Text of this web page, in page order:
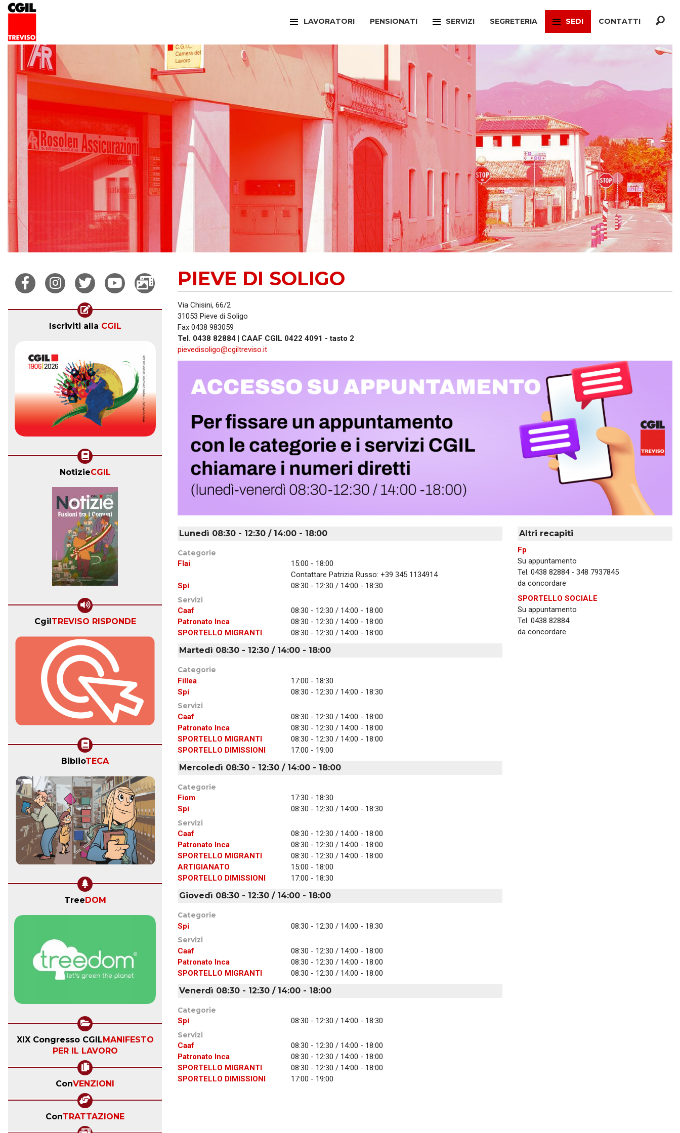
LAVORATORI
FILCAMS
FILCTEM
FILLEA
FILT
FLAI
FLC
NIDIL
SILP
SLC
PENSIONATI SERVIZI
CAAF
PATRONATO INCA
SPORTELLO MIGRANTI
UFFICIO VERTENZE
ARTIGIANATO
SPORTELLO DIMISSIONI
SPORTELLO SOCIALE
SUNIA
FEDERCONSUMATORI
AUSER
SEGRETERIA SEDI
TREVISO
PAESE
VILLORBA
CASTELFRANCO VENETO
ONÈ DI FONTE
CONEGLIANO
PIEVE DI SOLIGO
BREDA DI PIAVE
CROCETTA DEL MONTELLO
MOTTA DI LIVENZA
PONTE DI PIAVE
VITTORIO VENETO
GODEGA DI SANT'URBANO
CONTATTI
PIEVE DI SOLIGO
Via Chisini, 66/2
31053 Pieve di Soligo
Fax 0438 983059
Tel. 0438 82884 | CAAF CGIL 0422 4091 - tasto 2
pievedisoligo@cgiltreviso.it
Lunedì 08:30 - 12:30 / 14:00 - 18:00
Categorie
Flai
15:00 - 18:00
Contattare Patrizia Russo: +39 345 1134914
Spi
08:30 - 12:30 / 14:00 - 18:30
Servizi
Caaf
08:30 - 12:30 / 14:00 - 18:00
Patronato Inca
08:30 - 12:30 / 14:00 - 18:00
SPORTELLO MIGRANTI
08:30 - 12:30 / 14:00 - 18:00
Martedì 08:30 - 12:30 / 14:00 - 18:00
Categorie
Fillea
17:00 - 18:30
Spi
08:30 - 12:30 / 14:00 - 18:30
Servizi
Caaf
08:30 - 12:30 / 14:00 - 18:00
Patronato Inca
08:30 - 12:30 / 14:00 - 18:00
SPORTELLO MIGRANTI
08:30 - 12:30 / 14:00 - 18:00
SPORTELLO DIMISSIONI
17:00 - 19:00
Mercoledì 08:30 - 12:30 / 14:00 - 18:00
Categorie
Fiom
17:30 - 18:30
Spi
08:30 - 12:30 / 14:00 - 18:30
Servizi
Caaf
08:30 - 12:30 / 14:00 - 18:00
Patronato Inca
08:30 - 12:30 / 14:00 - 18:00
SPORTELLO MIGRANTI
08:30 - 12:30 / 14:00 - 18:00
ARTIGIANATO
15:00 - 18:00
SPORTELLO DIMISSIONI
17:00 - 18:30
Giovedì 08:30 - 12:30 / 14:00 - 18:00
Categorie
Spi 08:30 - 12:30 / 14:00 - 18:30
Servizi
Caaf
08:30 - 12:30 / 14:00 - 18:00
Patronato Inca
08:30 - 12:30 / 14:00 - 18:00
SPORTELLO MIGRANTI
08:30 - 12:30 / 14:00 - 18:00
Venerdì 08:30 - 12:30 / 14:00 - 18:00
Categorie
Spi 08:30 - 12:30 / 14:00 - 18:30
Servizi
Caaf
08:30 - 12:30 / 14:00 - 18:00
Patronato Inca
08:30 - 12:30 / 14:00 - 18:00
SPORTELLO MIGRANTI
08:30 - 12:30 / 14:00 - 18:00
SPORTELLO DIMISSIONI
17:00 - 19:00
Altri recapiti
Fp
Su appuntamento
Tel. 0438 82884 - 348 7937845
da concordare
SPORTELLO SOCIALE
Su appuntamento
Tel. 0438 82884
da concordare
Iscriviti alla CGIL
NotizieCGIL
CgilTREVISO RISPONDE
BiblioTECA
TreeDOM
XIX Congresso CGILMANIFESTO
PER IL LAVORO
ConVENZIONI
ConTRATTAZIONE